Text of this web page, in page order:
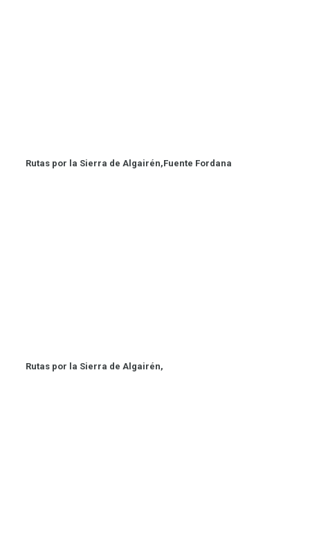
Rutas por la Sierra de Algairén,Fuente Fordana
Rutas por la Sierra de Algairén,